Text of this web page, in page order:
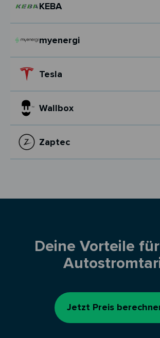
KEBA
myenergi
Tesla
Wallbox
Zaptec
Deine Vorteile
Jetzt Preis